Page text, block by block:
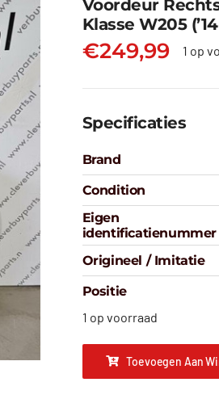
Voordeur
Klasse W205
€249,99 1 op
Specificaties
Brand
Condition
Eigen
identificatienummer
Origineel / Imitatie
Positie
1 op voorraad
Toevoegen Aan